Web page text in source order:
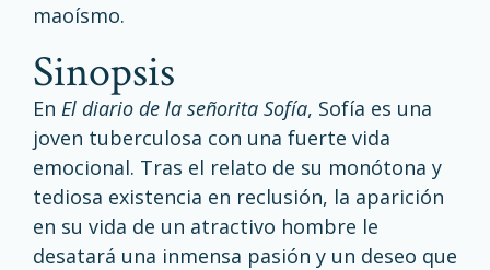
maoísmo.
sinopsis
En El diario de la señorita Sofía, Sofía es una
joven tuberculosa con una fuerte vida
emocional. Tras el relato de su monótona y
tediosa existencia en reclusión, la aparición
en su vida de un atractivo hombre le
desatará una inmensa pasión y un deseo que